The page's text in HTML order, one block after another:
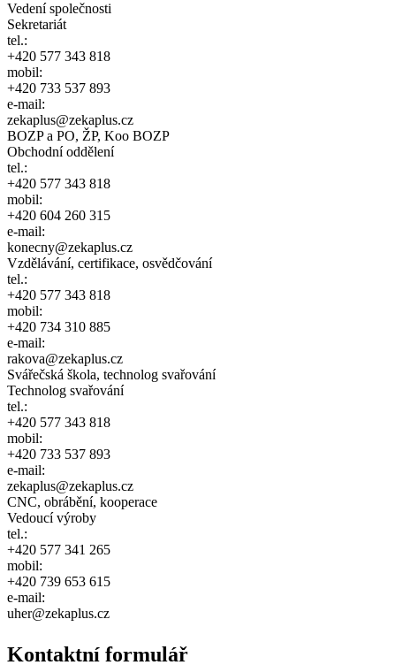
Vedení společnosti
Sekretariát
tel.:
+420 577 343 818
mobil:
+420 733 537 893
e-mail:
zekaplus@zekaplus.cz
BOZP a PO, ŽP, Koo BOZP
Obchodní oddělení
tel.:
+420 577 343 818
mobil:
+420 604 260 315
e-mail:
konecny@zekaplus.cz
Vzdělávání, certifikace, osvědčování
tel.:
+420 577 343 818
mobil:
+420 734 310 885
e-mail:
rakova@zekaplus.cz
Svářečská škola, technolog svařování
Technolog svařování
tel.:
+420 577 343 818
mobil:
+420 733 537 893
e-mail:
zekaplus@zekaplus.cz
CNC, obrábění, kooperace
Vedoucí výroby
tel.:
+420 577 341 265
mobil:
+420 739 653 615
e-mail:
uher@zekaplus.cz
Kontaktní formulář